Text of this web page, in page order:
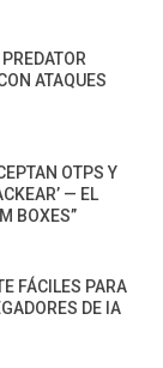
ATAQUES
OTPS Y
— EL
BOXES”
FÁCILES PARA
DE IA